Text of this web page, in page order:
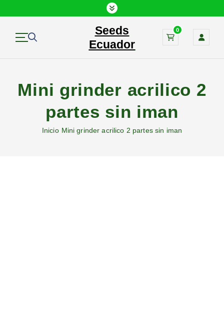
a
Seeds
Ecuador
0
Mini grinder acrilico 2
partes sin iman
Inicio Mini grinder acrilico 2 partes sin iman